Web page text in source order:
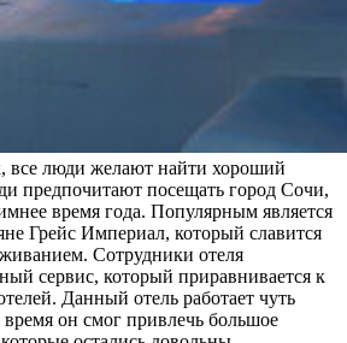
все люди желают найти хороший
предпочитают посещать город Сочи,
время года. Популярным является
Грейс Империал, который славится
Сотрудники отеля
сервис, который приравнивается к
Данный отель работает чуть
время он смог привлечь большое